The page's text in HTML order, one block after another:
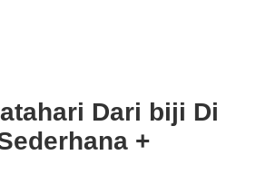
Dari biji Di
+